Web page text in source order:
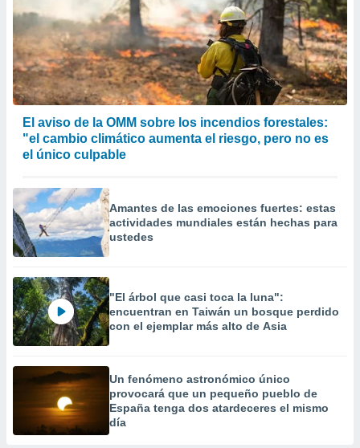
El aviso de la OMM sobre los incendios forestales:
"el cambio climático aumenta el riesgo, pero no es
el único culpable
Amantes de las emociones fuertes: estas
actividades mundiales están hechas para
ustedes
"El árbol que casi toca la luna":
encuentran en Taiwán un bosque perdido
con el ejemplar más alto de Asia
Un fenómeno astronómico único
provocará que un pequeño pueblo de
España tenga dos atardeceres el mismo
día